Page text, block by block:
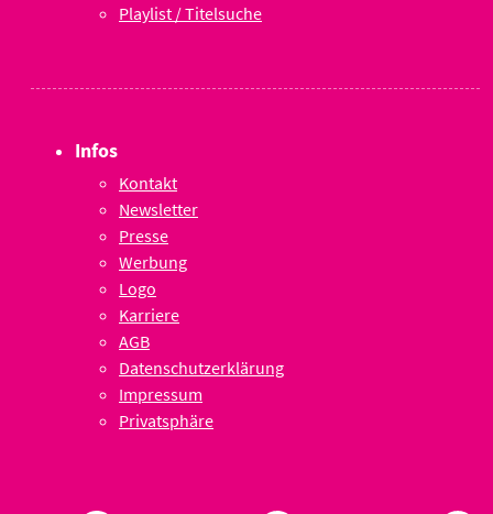
Playlist / Titelsuche
Infos
Kontakt
Newsletter
Presse
Werbung
Logo
Karriere
AGB
Datenschutzerklärung
Impressum
Privatsphäre